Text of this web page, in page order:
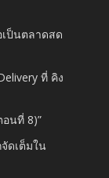
เป็นตลาดสด
ที่ คิง
นที่ 8)”
ดเต็มใน